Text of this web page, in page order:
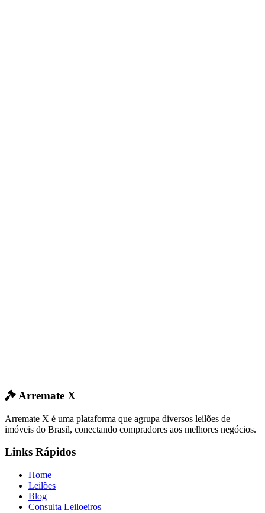
Arremate X
Arremate X é uma plataforma que agrupa diversos leilões de
imóveis do Brasil, conectando compradores aos melhores negócios.
Links Rápidos
Home
Leilões
Blog
Consulta Leiloeiros